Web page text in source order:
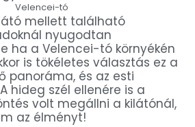
Velencei-tó
mellett található
nyugodtan
ha a Velencei-tó környékén
is tökéletes választás ez a
panoráma, és az esti
hideg szél ellenére is a
volt megállni a kilátónál,
az élményt!